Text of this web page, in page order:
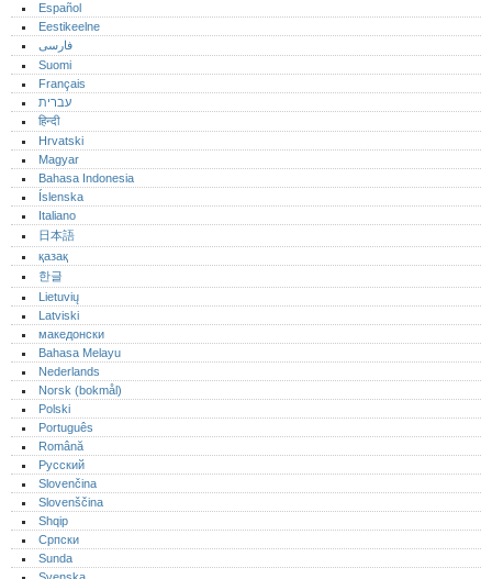
Español
Eestikeelne
فارسی
Suomi
Français
עברית
हिन्दी
Hrvatski
Magyar
Bahasa Indonesia
Íslenska
Italiano
日本語
қазақ
한글
Lietuvių
Latviski
македонски
Bahasa Melayu
Nederlands
Norsk (bokmål)‎
Polski
Português‎
Română
Русский
Slovenčina
Slovenščina
Shqip
Српски
Sunda